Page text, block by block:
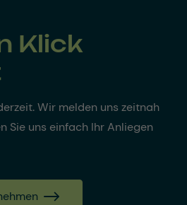
Klick
Wir melden uns zeitnah
Sie uns einfach Ihr Anliegen